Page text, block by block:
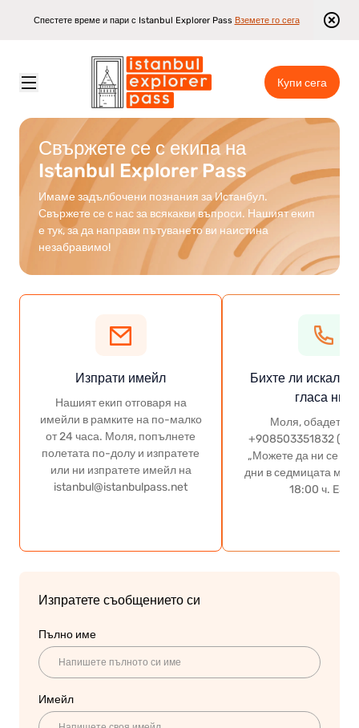
Спестете време и пари с Istanbul Explorer Pass Вземете го сега
Купи сега
Istanbul Explorer Pass \ Свържете се с нас
Свържете се с екипа на
Istanbul Explorer Pass
Имаме задълбочени познания за Истанбул.
Свържете се с нас за всякакви въпроси. Нашият екип
е тук, за да направи пътуването ви наистина
незабравимо!
Изпрати имейл
Нашият екип отговаря на
имейли в рамките на по-малко
от 24 часа. Моля, попълнете
полетата по-долу и изпратете
или ни изпратете имейл на
istanbul@istanbulpass.net
Бихте ли искали
гласа ни?
Моля, обадете
+908503351832
„Можете да ни се
дни в седмицата
18:00 ч. EST“
Изпратете съобщението си
Пълно име
Имейл